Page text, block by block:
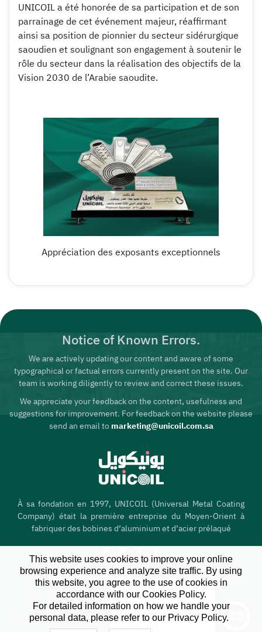
UNICOIL a été honorée de sa participation et de son
parrainage de cet événement majeur, réaffirmant
ainsi sa position de pionnier du secteur sidérurgique
saoudien et soulignant son engagement à soutenir le
rôle du secteur dans la réalisation des objectifs de la
Vision 2030 de l’Arabie saoudite.
Appréciation des exposants exceptionnels
Notice of Known Errors.
We are actively updating our content and aware of some
typographical or factual errors currently present on the site. Our
team is working diligently to review and correct these issues.
We appreciate your feedback on the content, usefulness and
suggestions for improvement. For feedback on the website please
send an email tomarketing@unicoil.com.sa
À sa fondation en 1997, UNICOIL (Universal Metal Coating
Company) était la première entreprise du Moyen-Orient à
fabriquer des bobines d’aluminium et d’acier prélaqué
Maison
Qui sommes-nous
This website uses cookies to improve your online
browsing experience and analyze site traffic. By using
this website, you agree to the use of cookies in
accordance with our Cookies Policy.
For detailed information on how we handle your
personal data, please refer to our Privacy Policy.
Hi there, I'm your
dedicated service
assistant. How can I
X